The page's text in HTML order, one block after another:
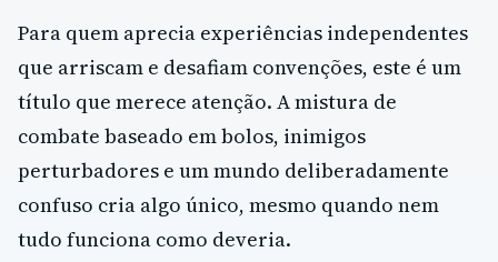
Para quem aprecia experiências independentes
que arriscam e desafiam convenções, este é um
título que merece atenção. A mistura de
combate baseado em bolos, inimigos
perturbadores e um mundo deliberadamente
confuso cria algo único, mesmo quando nem
tudo funciona como deveria.